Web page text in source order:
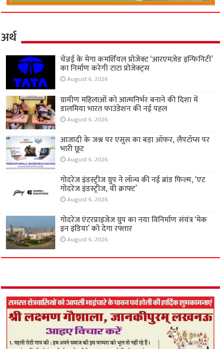
अर्थ
चेन्नई के मेगा कमर्शियल प्रोजेक्ट ‘आरएमज़ेड इन्फिनिटी’
का निर्माण करेगी टाटा प्रोजेक्ट्स
August 6, 2026
ग्रामीण महिलाओं को आत्मनिर्भर बनाने की दिशा में
डालमिया भारत फाउंडेशन की नई पहल
August 6, 2026
आजादी के जश्न पर एसुस का बड़ा ऑफर, लैपटॉप्स पर
भारी छूट
August 6, 2026
गोदरेज इंडस्ट्रीज ग्रुप ने लॉन्च की नई ब्रांड फिल्म, ‘एट
गोदरेज इंडस्ट्रीज, वी क्राफ्ट’
August 6, 2026
गोदरेज एंटरप्राइजेज ग्रुप का नया विनिर्माण संयंत्र ‘मेक
इन इंडिया’ को देगा रफ्तार
August 6, 2026